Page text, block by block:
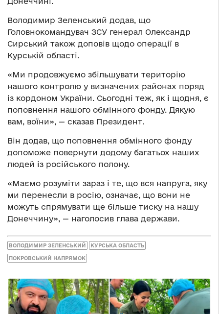
Володимир Зеленський додав, що
Головнокомандувач ЗСУ генерал Олександр
Сирський також доповів щодо операції в
Курській області.
«Ми продовжуємо збільшувати територію
нашого контролю у визначених районах поряд
із кордоном України. Сьогодні теж, як і щодня, є
поповнення нашого обмінного фонду. Дякую
вам, воїни», — сказав Президент.
Він додав, що поповнення обмінного фонду
допоможе повернути додому багатьох наших
людей із російського полону.
«Маємо розуміти зараз і те, що вся напруга, яку
ми перенесли в росію, означає, що вони не
можуть спрямувати ще більше тиску на нашу
Донеччину», — наголосив глава держави.
ВОЛОДИМИР ЗЕЛЕНСЬКИЙ КУРСЬКА ОБЛАСТЬ
ПОКРОВСЬКИЙ НАПРЯМОК